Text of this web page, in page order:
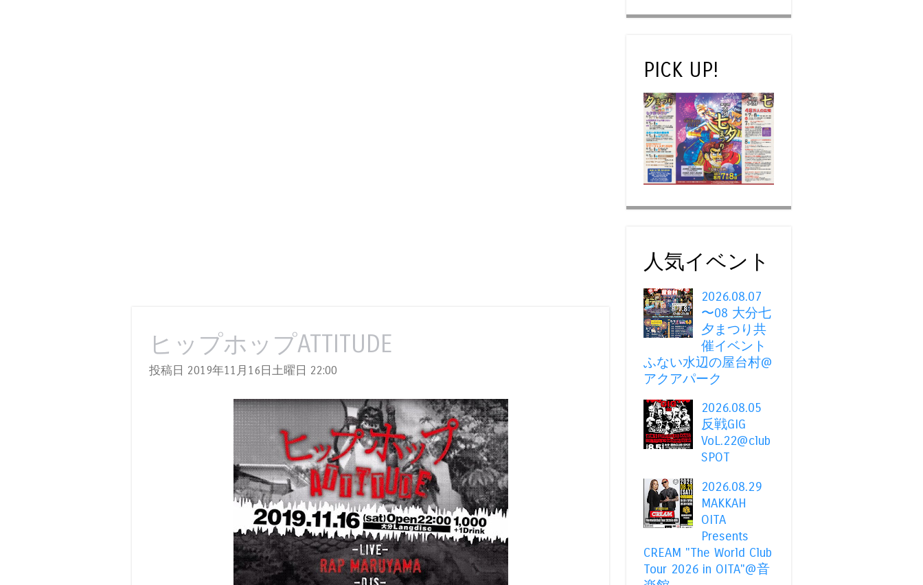
ヒップホップATTITUDE
投稿日 2019年11月16日土曜日 22:00
PICK UP!
人気イベント
2026.08.07
〜08 大分七
夕まつり共
催イベント
ふない水辺の屋台村@
アクアパーク
2026.08.05
反戦GIG
VoL.22@club
SPOT
2026.08.29
MAKKAH
OITA
Presents
CREAM "The World Club
Tour 2026 in OITA"@音